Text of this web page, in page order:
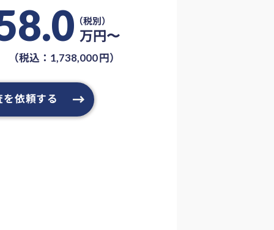
万円〜
（税込： 1,738,000円）
依頼する